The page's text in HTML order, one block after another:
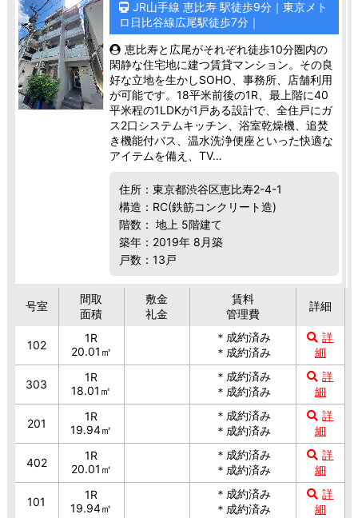
JR山手線 恵比寿 駅徒歩9分｜東京メト
ロ日比谷線広尾駅徒歩7分｜
恵比寿と広尾がそれぞれ徒歩10分圏内の
閑静な住宅地に建つ賃貸マンション。その良
好な立地を生かしSOHO、事務所、店舗利用
が可能です。18平米前後の1R、最上階に40
平米程の1LDKが1戸ある設計で、全住戸にガ
ス2口システムキッチン、浴室乾燥機、追焚
き機能付バス、温水洗浄便座といった快適な
アイテムを備え、TV…
住所：東京都渋谷区恵比寿2-4-1
構造：RC(鉄筋コンクリート造)
階数： 地上 5階建て
築年：2019年 8月築
戸数：13戸
号室
間取
面積
敷金
礼金
賃料
管理費
詳細
102
1R
20.01㎡
＊成約済み
＊成約済み
詳
細
303
1R
18.01㎡
＊成約済み
＊成約済み
詳
細
201
1R
19.94㎡
＊成約済み
＊成約済み
詳
細
402
1R
20.01㎡
＊成約済み
＊成約済み
詳
細
101
1R
19.94㎡
＊成約済み
＊成約済み
詳
細